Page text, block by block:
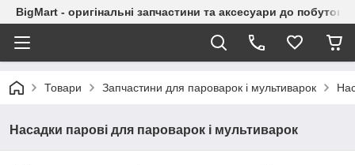
BigMart - оригінальні запчастини та аксесуари до побутової
Товари Запчастини для пароварок і мультиварок
Насадки парові для пароварок і мультиварок